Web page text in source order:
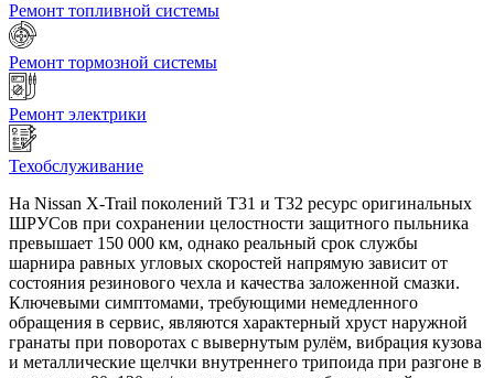
Ремонт топливной системы
Ремонт тормозной системы
Ремонт электрики
Техобслуживание
На Nissan X-Trail поколений T31 и T32 ресурс оригинальных
ШРУСов при сохранении целостности защитного пыльника
превышает 150 000 км, однако реальный срок службы
шарнира равных угловых скоростей напрямую зависит от
состояния резинового чехла и качества заложенной смазки.
Ключевыми симптомами, требующими немедленного
обращения в сервис, являются характерный хруст наружной
гранаты при поворотах с вывернутым рулём, вибрация кузова
и металлические щелчки внутреннего трипоида при разгоне в